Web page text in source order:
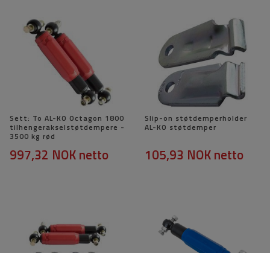
Sett: To AL-KO Octagon 1800
tilhengerakselstøtdempere -
3500 kg rød
997,32 NOKnetto
Slip-on støtdemperholder
AL-KO støtdemper
105,93 NOKnetto